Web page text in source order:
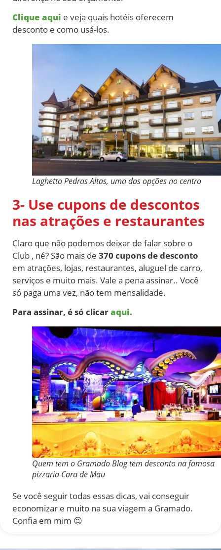
Clique aqui e veja quais hotéis oferecem
desconto e como usá-los.
Laghetto Pedras Altas, uma das opções no centro
3- Use cupons de descontos
nas atrações e restaurantes
Claro que não podemos deixar de falar sobre o
Club , né? São mais de 370 cupons de desconto
em atrações, lojas, restaurantes, aluguel de carro,
serviços e muito mais. Vale a pena assinar.. Você
só paga uma vez, não tem mensalidade.
Para assinar, é só clicaraqui.
Quem tem o Gramado Blog tem desconto na famosa
pizzaria Cara de Mau
Se você seguir todas essas dicas, vai conseguir
economizar e muito na sua viagem a Gramado.
Confia em mim 😉